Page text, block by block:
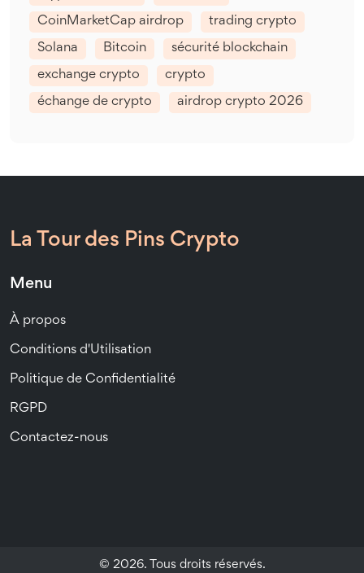
CoinMarketCap airdrop trading crypto
Solana Bitcoin sécurité blockchain
exchange crypto crypto
échange de crypto airdrop crypto 2026
La Tour des Pins Crypto
Menu
À propos
Conditions d'Utilisation
Politique de Confidentialité
RGPD
Contactez-nous
© 2026. Tous droits réservés.